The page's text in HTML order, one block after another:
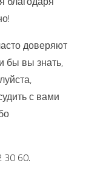
доверяют
бы вы знать,
с вами
30 60.